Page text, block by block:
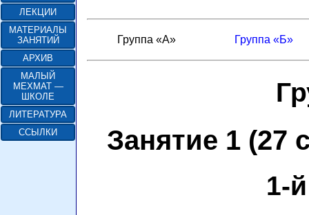
ЛЕКЦИИ
МАТЕРИАЛЫ
ЗАНЯТИЙ
АРХИВ
МАЛЫЙ
МЕХМАТ —
ШКОЛЕ
ЛИТЕРАТУРА
ССЫЛКИ
Группа «А» Группа «Б»
Занятие 1 (27
1-